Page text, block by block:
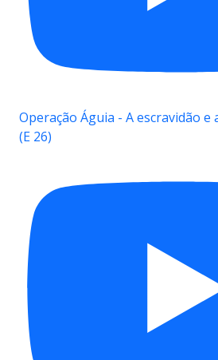
Operação Águia - A escravidão e
(E 26)